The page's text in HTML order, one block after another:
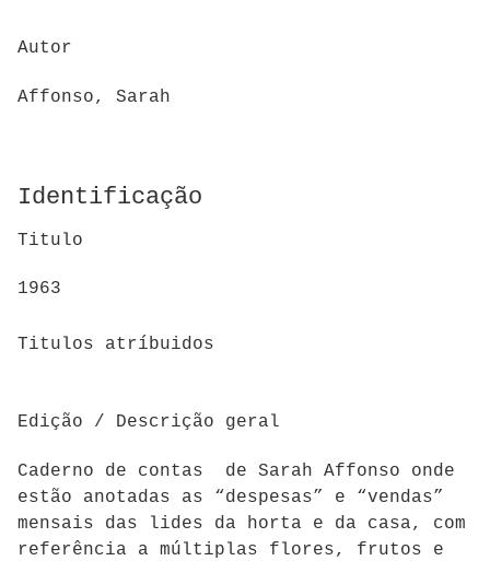
Autor
Affonso, Sarah
Identificação
Titulo
1963
Titulos atríbuidos
Edição / Descrição geral
Caderno de contas de Sarah Affonso onde
estão anotadas as “despesas” e “vendas”
mensais das lides da horta e da casa, com
referência a múltiplas flores, frutos e